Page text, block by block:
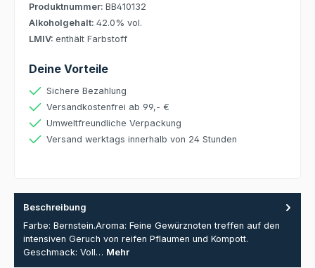
Produktnummer: BB410132
Alkoholgehalt: 42.0% vol.
LMIV: enthält Farbstoff
Deine Vorteile
Sichere Bezahlung
Versandkostenfrei ab 99,- €
Umweltfreundliche Verpackung
Versand werktags innerhalb von 24 Stunden
Beschreibung
Farbe: Bernstein.Aroma: Feine Gewürznoten treffen auf den
intensiven Geruch von reifen Pflaumen und Kompott.
Geschmack: Voll… Mehr